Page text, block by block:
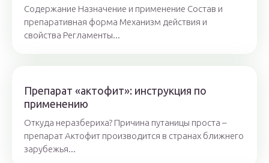
Содержание Назначение и применение Состав и
препаративная форма Механизм действия и
свойства Регламенты...
Препарат «актофит»: инструкция по
применению
Откуда неразбериха? Причина путаницы проста –
препарат Актофит производится в странах ближнего
зарубежья...